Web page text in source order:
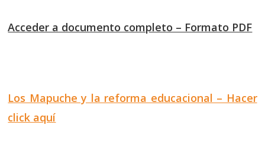
Acceder a documento completo – Formato PDF
Los Mapuche y la reforma educacional – Hacer
click aquí